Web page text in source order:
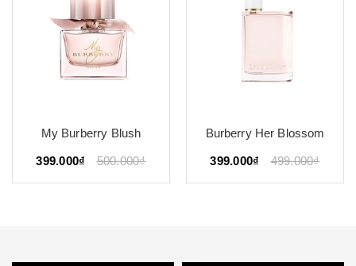
My Burberry Blush
399.000₫ 500.000₫
Burberry Her Blossom
399.000₫ 499.000₫